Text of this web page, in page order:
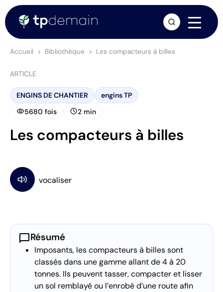
Accueil Bibliothèque Les compacteurs à billes
ARTICLE
ENGINS DE CHANTIER engins TP
visibility5680 fois schedule2 min
Les compacteurs à billes
chat_bubbleRésumé
Imposants, les compacteurs à billes sont
classés dans une gamme allant de 4 à 20
tonnes. Ils peuvent tasser, compacter et lisser
un sol remblayé ou l’enrobé d’une route afin
arrow_forward